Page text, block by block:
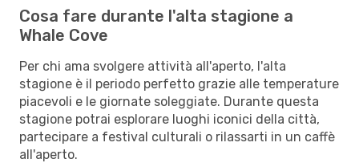
Cosa fare durante l'alta stagione a
Whale Cove
Per chi ama svolgere attività all'aperto, l'alta
stagione è il periodo perfetto grazie alle temperature
piacevoli e le giornate soleggiate. Durante questa
stagione potrai esplorare luoghi iconici della città,
partecipare a festival culturali o rilassarti in un caffè
all'aperto.